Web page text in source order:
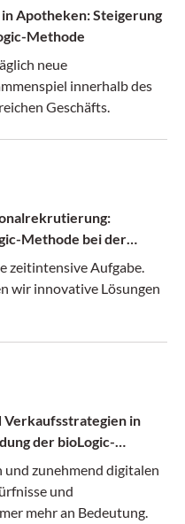
Apotheken: Steigerung
Methode
neue
innerhalb des
Geschäfts.
Methode bei der
und
zeitintensive Aufgabe.
wir innovative Lösungen
Verkaufsstrategien in
der bioLogic-
mit Fokus auf
und zunehmend digitalen
und
mehr an Bedeutung.